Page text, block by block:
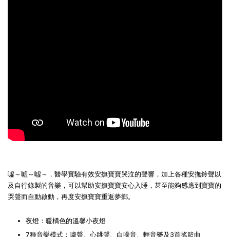
3號 (4+2入)
NT$ 135
4號 (4+2入)
加入購物車
噓～噓～噓～，醫學實驗有效安撫寶寶哭泣的聲響，加上各種安撫鈴聲以
及自行錄製的音樂，可以幫助安撫寶寶安心入睡，甚至能夠感應到寶寶的
哭聲而自動啟動，再度安撫寶寶重返夢鄉。
夜燈：暖橘色的溫馨小夜燈
7種音樂模式：噓聲、心跳聲、白噪音、輕音樂及3首搖籃曲